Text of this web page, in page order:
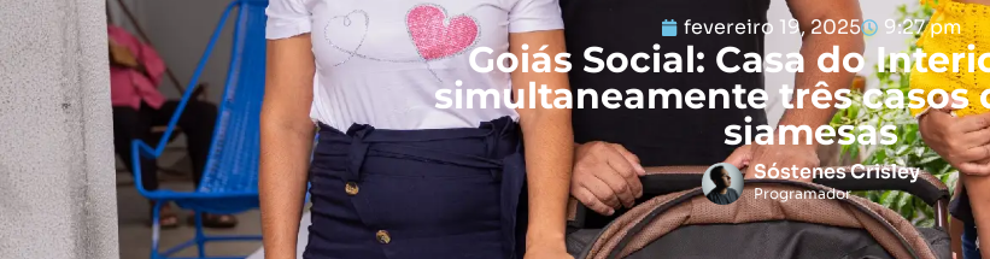
fevereiro 19, 2025 9:27 pm
Goiás Social: Casa do
simultaneamente três casos
siamesas
Sóstenes Crisley
Programador